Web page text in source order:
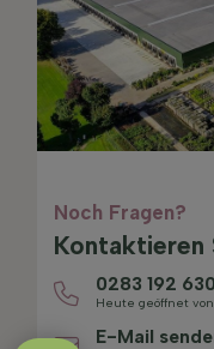
Noch Fragen?
Kontaktieren
0283 192
Heute geöffnet
E-Mail